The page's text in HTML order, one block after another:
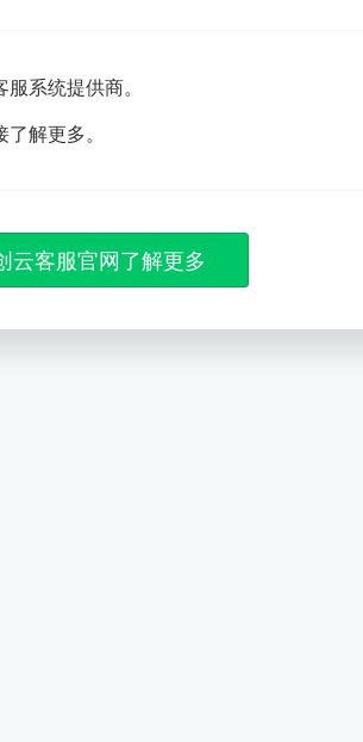
系统提供商。
解更多。
云客服官网了解更多